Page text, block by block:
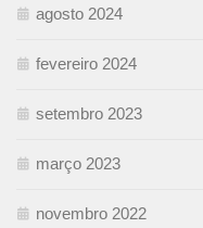
agosto 2024
fevereiro 2024
setembro 2023
março 2023
novembro 2022